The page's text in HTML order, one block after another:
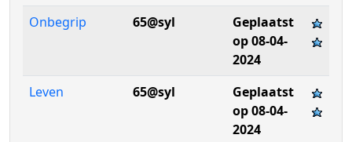
Onbegrip
65@syl
Geplaatst
op 08-04-
2024
Leven
65@syl
Geplaatst
op 08-04-
2024